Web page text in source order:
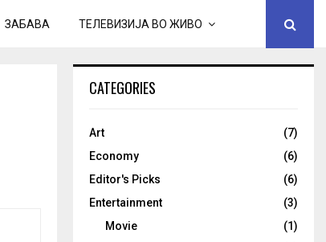
ЗАБАВА ТЕЛЕВИЗИЈА ВО ЖИВО
CATEGORIES
Art
(7)
Economy
(6)
Editor's Picks
(6)
Entertainment
(3)
Movie
(1)